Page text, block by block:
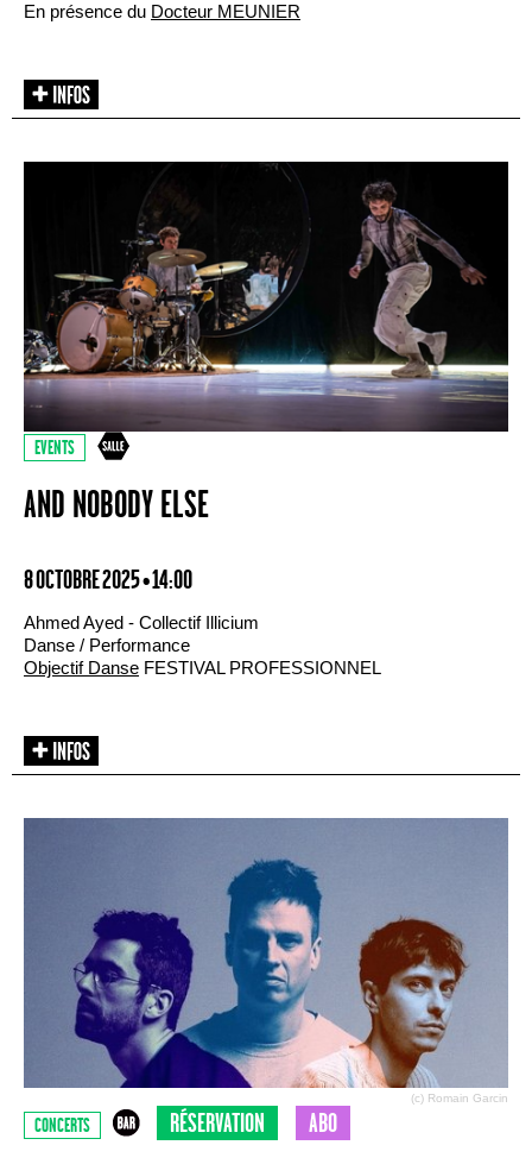
En présence du Docteur MEUNIER
EVENTS
AND NOBODY ELSE
8 OCTOBRE 2025 • 14:00
Ahmed Ayed - Collectif Illicium
Danse / Performance
Objectif Danse FESTIVAL PROFESSIONNEL
(c) Romain Garcin
CONCERTS RÉSERVATION ABO